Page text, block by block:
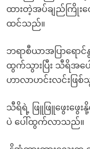
ထားတဲ့အပ်ချည်ကြိုး
ထင်သည်။
ဘရာစီယာအပြာရောင်
ထွက်သွားပြီး သီရိအပေ
ဟာလာဟင်းလင်းဖြစ်
သီရိရဲ့ ဖြူဖြူဖွေးဖွ
ပဲ ပေါ်ထွက်လာသည်။